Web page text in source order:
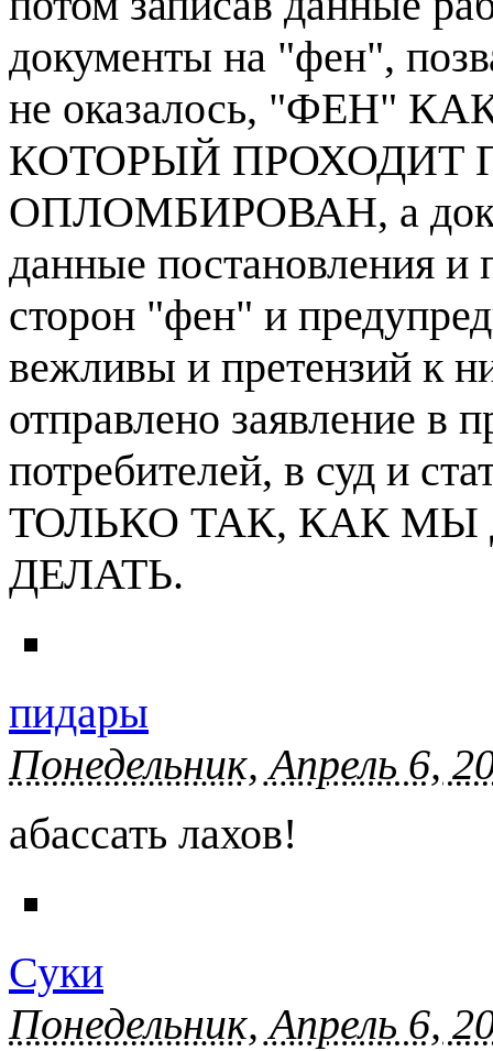
документы на "фен",
не оказалось, "ФЕН"
КОТОРЫЙ ПРОХОДИТ
ОПЛОМБИРОВАН, а
данные постановления и
сторон "фен" и
вежливы и претензий к
отправлено заявление в
потребителей, в суд и
ТОЛЬКО ТАК, КАК
ДЕЛАТЬ.
пидары
Понедельник, Апрель 6,
абассать лахов!
Суки
Понедельник, Апрель 6,